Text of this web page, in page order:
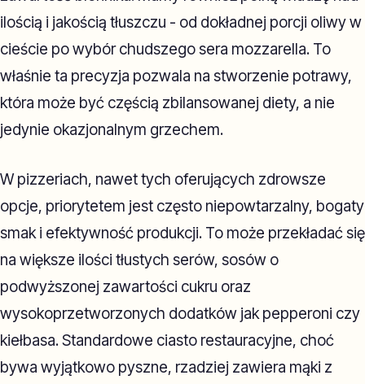
ilością i jakością tłuszczu - od dokładnej porcji oliwy w
cieście po wybór chudszego sera mozzarella. To
właśnie ta precyzja pozwala na stworzenie potrawy,
która może być częścią zbilansowanej diety, a nie
jedynie okazjonalnym grzechem.
W pizzeriach, nawet tych oferujących zdrowsze
opcje, priorytetem jest często niepowtarzalny, bogaty
smak i efektywność produkcji. To może przekładać się
na większe ilości tłustych serów, sosów o
podwyższonej zawartości cukru oraz
wysokoprzetworzonych dodatków jak pepperoni czy
kiełbasa. Standardowe ciasto restauracyjne, choć
bywa wyjątkowo pyszne, rzadziej zawiera mąki z